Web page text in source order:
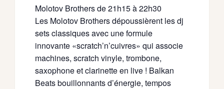
Molotov Brothers de 21h15 à 22h30
Les Molotov Brothers dépoussièrent les dj
sets classiques avec une formule
innovante «scratch’n’cuivres» qui associe
machines, scratch vinyle, trombone,
saxophone et clarinette en live ! Balkan
Beats bouillonnants d’énergie, tempos